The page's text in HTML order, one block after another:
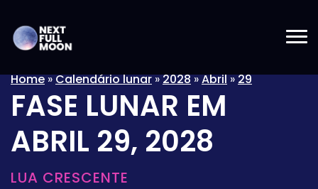
Home»Calendário lunar»2028»Abril»29
FASE LUNAR EM
ABRIL 29, 2028
LUA CRESCENTE